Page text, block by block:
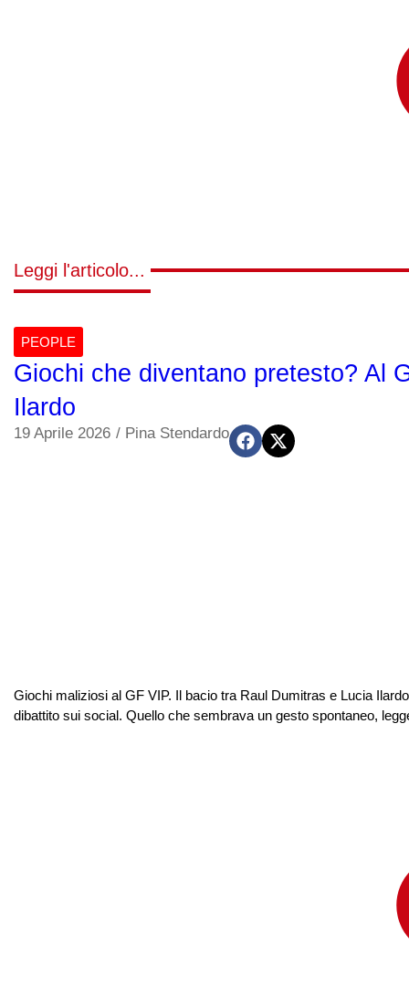
Leggi l'articolo...
PEOPLE
Giochi che diventano pretesto? Al
Ilardo
19 Aprile 2026 / Pina Stendardo
Giochi maliziosi al GF VIP. Il bacio tra Raul Dumitras e Lucia
dibattito sui social. Quello che sembrava un gesto spontaneo,